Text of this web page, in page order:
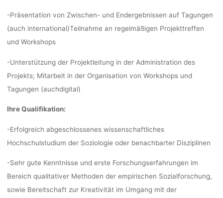
-Präsentation von Zwischen- und Endergebnissen auf Tagungen
(auch international)Teilnahme an regelmäßigen Projekttreffen
und Workshops
-Unterstützung der Projektleitung in der Administration des
Projekts; Mitarbeit in der Organisation von Workshops und
Tagungen (auchdigital)
Ihre Qualifikation:
-Erfolgreich abgeschlossenes wissenschaftliches
Hochschulstudium der Soziologie oder benachbarter Disziplinen
-Sehr gute Kenntnisse und erste Forschungserfahrungen im
Bereich qualitativer Methoden der empirischen Sozialforschung,
sowie Bereitschaft zur Kreativität im Umgang mit der